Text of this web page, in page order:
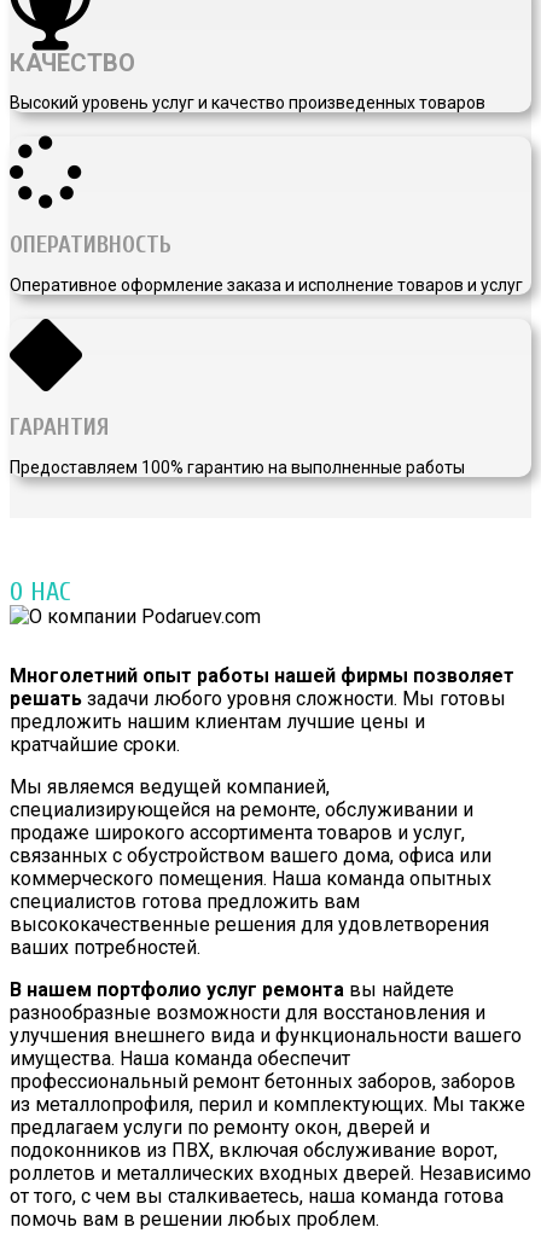
КАЧЕСТВО
Высокий уровень услуг и качество произведенных товаров
ОПЕРАТИВНОСТЬ
Оперативное оформление заказа и исполнение товаров и услуг
ГАРАНТИЯ
Предоставляем 100% гарантию на выполненные работы
О НАС
Многолетний опыт работы нашей фирмы позволяет
решать задачи любого уровня сложности. Мы готовы
предложить нашим клиентам лучшие цены и
кратчайшие сроки.
Мы являемся ведущей компанией,
специализирующейся на ремонте, обслуживании и
продаже широкого ассортимента товаров и услуг,
связанных с обустройством вашего дома, офиса или
коммерческого помещения. Наша команда опытных
специалистов готова предложить вам
высококачественные решения для удовлетворения
ваших потребностей.
В нашем портфолио услуг ремонта вы найдете
разнообразные возможности для восстановления и
улучшения внешнего вида и функциональности вашего
имущества. Наша команда обеспечит
профессиональный ремонт бетонных заборов, заборов
из металлопрофиля, перил и комплектующих. Мы также
предлагаем услуги по ремонту окон, дверей и
подоконников из ПВХ, включая обслуживание ворот,
роллетов и металлических входных дверей. Независимо
от того, с чем вы сталкиваетесь, наша команда готова
помочь вам в решении любых проблем.